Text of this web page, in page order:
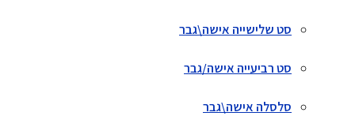
סט שלישייה אישה\גבר
סט רביעייה אישה/גבר
סלסלה אישה\גבר